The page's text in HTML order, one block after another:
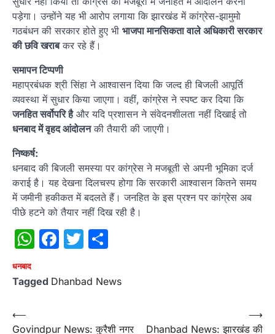
पड़ेगा। उन्होंने यह भी आरोप लगाया कि झारखंड में कांग्रेस-झामुमो
गठबंधन की सरकार होते हुए भी भाजपा मानसिकता वाले अधिकारी सरकार
की छवि खराबकर रहे हैं।
समापन टिप्पणी
महाप्रबंधक श्री सिंहा ने आश्वासन दिया कि जल्द ही बिजली आपूर्ति
व्यवस्था में सुधार किया जाएगा। वहीं, कांग्रेस ने स्पष्ट कर दिया कि
जनहित सर्वोपरि हैऔर यदि प्रशासन ने संवेदनशीलता नहीं दिखाई तो
धनबाद में वृहद आंदोलनकी तैयारी की जाएगी।
निष्कर्ष:
धनबाद की बिजली समस्या पर कांग्रेस ने मजबूती से अपनी भूमिका दर्ज
कराई है। यह देखना दिलचस्प होगा कि सरकारी आश्वासन कितने समय
में जमीनी हकीकत में बदलते हैं। जनहित के इस प्रश्न पर कांग्रेस अब
पीछे हटने को तैयार नहीं दिख रही है।
WhatsApp
Facebook
Twitter
धनबाद
Tagged Dhanbad News
Post
⟵
Govindpur News: कुरैशी नगर
Dhanbad News: झारखंड की
⟶